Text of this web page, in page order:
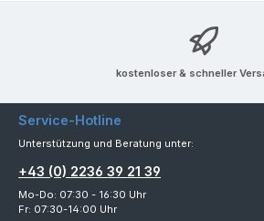
kostenloser & schneller
Service-Hotline
Unterstützung und Beratung unter:
+43 (0) 2236 39 21 39
Mo-Do: 07:30 - 16:30 Uhr
Fr: 07:30-14:00 Uhr